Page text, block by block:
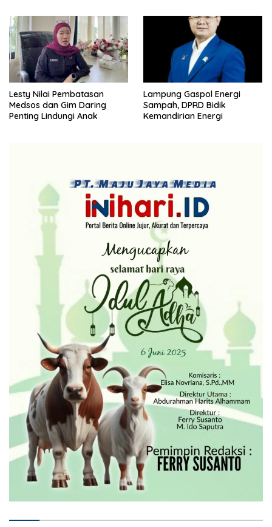
Lesty Nilai Pembatasan
Medsos dan Gim Daring
Penting Lindungi Anak
Lampung Gaspol Energi
Sampah, DPRD Bidik
Kemandirian Energi